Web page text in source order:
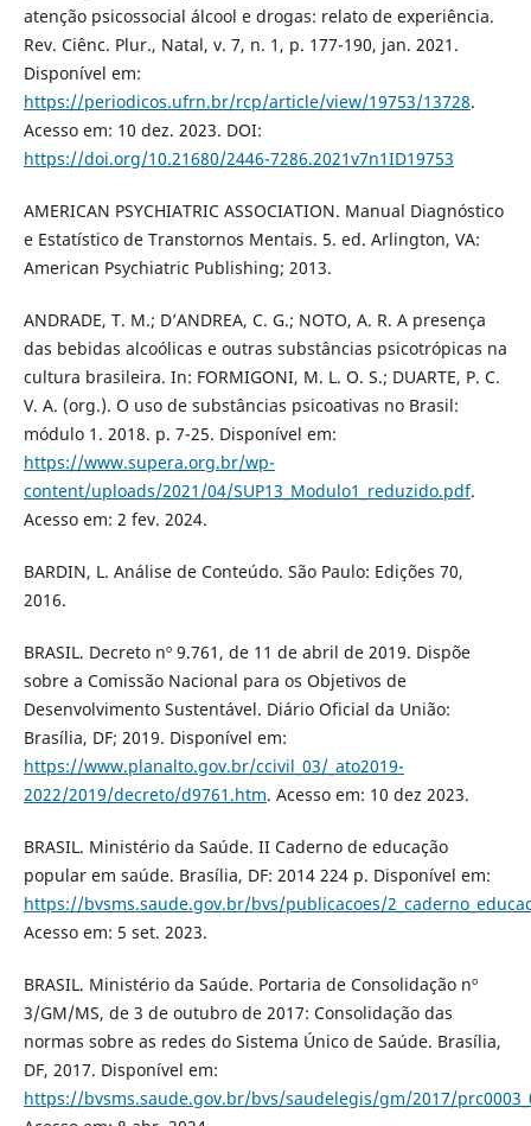
atenção psicossocial álcool e drogas: relato de experiência.
Rev. Ciênc. Plur., Natal, v. 7, n. 1, p. 177-190, jan. 2021.
Disponível em:
https://periodicos.ufrn.br/rcp/article/view/19753/13728.
Acesso em: 10 dez. 2023. DOI:
https://doi.org/10.21680/2446-7286.2021v7n1ID19753
AMERICAN PSYCHIATRIC ASSOCIATION. Manual Diagnóstico
e Estatístico de Transtornos Mentais. 5. ed. Arlington, VA:
American Psychiatric Publishing; 2013.
ANDRADE, T. M.; D’ANDREA, C. G.; NOTO, A. R. A presença
das bebidas alcoólicas e outras substâncias psicotrópicas na
cultura brasileira. In: FORMIGONI, M. L. O. S.; DUARTE, P. C.
V. A. (org.). O uso de substâncias psicoativas no Brasil:
módulo 1. 2018. p. 7-25. Disponível em:
https://www.supera.org.br/wp-
content/uploads/2021/04/SUP13_Modulo1_reduzido.pdf.
Acesso em: 2 fev. 2024.
BARDIN, L. Análise de Conteúdo. São Paulo: Edições 70,
2016.
BRASIL. Decreto nº 9.761, de 11 de abril de 2019. Dispõe
sobre a Comissão Nacional para os Objetivos de
Desenvolvimento Sustentável. Diário Oficial da União:
Brasília, DF; 2019. Disponível em:
https://www.planalto.gov.br/ccivil_03/_ato2019-
2022/2019/decreto/d9761.htm. Acesso em: 10 dez 2023.
BRASIL. Ministério da Saúde. II Caderno de educação
popular em saúde. Brasília, DF: 2014 224 p. Disponível em:
https://bvsms.saude.gov.br/bvs/publicacoes/
Acesso em: 5 set. 2023.
BRASIL. Ministério da Saúde. Portaria de Consolidação nº
3/GM/MS, de 3 de outubro de 2017: Consolidação das
normas sobre as redes do Sistema Único de Saúde. Brasília,
DF, 2017. Disponível em:
https://bvsms.saude.gov.br/bvs/saudelegis/gm/2017/